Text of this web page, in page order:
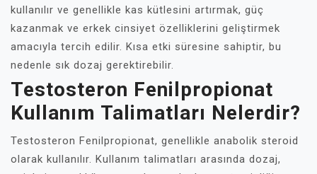
kullanılır ve genellikle kas kütlesini artırmak, güç
kazanmak ve erkek cinsiyet özelliklerini geliştirmek
amacıyla tercih edilir. Kısa etki süresine sahiptir, bu
nedenle sık dozaj gerektirebilir.
Testosteron Fenilpropionat
Kullanım Talimatları Nelerdir?
Testosteron Fenilpropionat, genellikle anabolik steroid
olarak kullanılır. Kullanım talimatları arasında dozaj,